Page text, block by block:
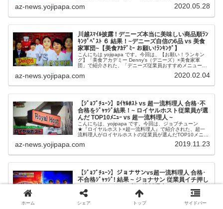
がたくさん登場...
az-news.yojipapa.com 2020.05.28
川越ｽﾏｲﾙ披露 ! デニーズ本当に美味しい商品順ﾗﾝ
ｷﾝｸﾞﾍﾞｽﾄ ６ 結果！~デニーズ自信の6品 vs 美食
家軍団~【美食ｱｶﾃﾞﾐｰ お願い!ﾗﾝｷﾝｸﾞ】
こんにちは yojipapa です。今回は、【お願い！ランキン
グ】「美食アカデミー Denny's（デニーズ）×美食家軍
団」で紹介された、「デニーズ従業員おすすめメニュー＆
チンコ審査!デ...
az-news.yojipapa.com 2020.02.04
【ｼﾞｮﾌﾞﾁｭｰﾝ】ﾛｲﾔﾙﾎｽﾄ vs 超一流料理人 合格･不
合格をｼﾞｬｯｼﾞ結果！~ ロイヤルホスト従業員が選
んだ TOP10ﾒﾆｭｰ vs 超一流料理人 ~
こんにちは、yojipapa です。今回は、ジョブチューン
★『ロイヤルホスト×超一流料理人』で紹介された、超一
流料理人がロイヤルホストの従業員が選んだTOP10メニュ
ーン★『ロイヤルホスト...
az-news.yojipapa.com 2019.11.23
【ｼﾞｮﾌﾞﾁｭｰﾝ】ジョナサンvs超一流料理人 合格･
不合格ｼﾞｬｯｼﾞ! 結果 ~ ジョナサン 従業員イチ押し
TOP10メニュー vs 超一流料理人 ~
こんにちは、yojipapa です。今回は、【ジョブチューン】
で紹介された、『ジョナサン×超一流料理人』で、超一流
料理人がジョナサンの従業員が選んだＴＯＰ１０メニュー
ホーム シェア トップ サイドバー